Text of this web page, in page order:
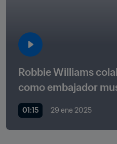
Robbie Williams
como embajador
01:15 29 ene 2025